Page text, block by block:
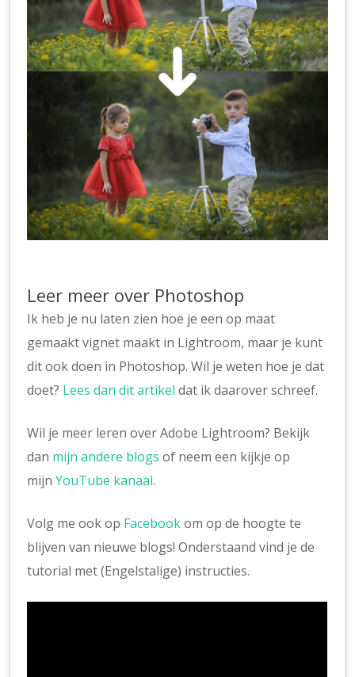
Leer meer over Photoshop
Ik heb je nu laten zien hoe je een op maat
gemaakt vignet maakt in Lightroom, maar je kunt
dit ook doen in Photoshop. Wil je weten hoe je dat
doet? Lees dan dit artikel dat ik daarover schreef.
Wil je meer leren over Adobe Lightroom? Bekijk
dan mijn andere blogs of neem een kijkje op
mijnYouTube kanaal.
Volg me ook op Facebookom op de hoogte te
blijven van nieuwe blogs! Onderstaand vind je de
tutorial met (Engelstalige) instructies.